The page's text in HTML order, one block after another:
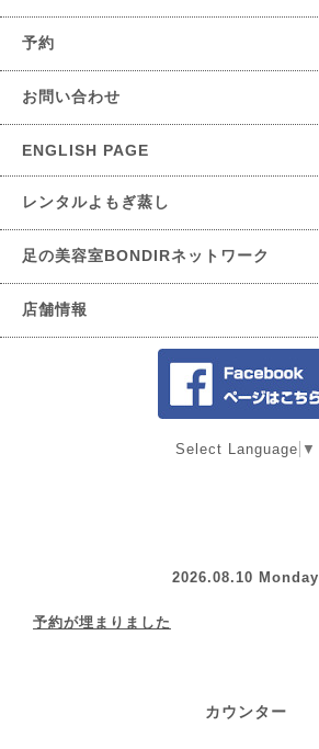
予約
お問い合わせ
ENGLISH PAGE
レンタルよもぎ蒸し
足の美容室BONDIRネットワーク
店舗情報
Select Language ▼
2026.08.10 Monday
予約が埋まりました
カウンター